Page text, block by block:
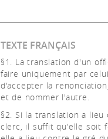
TEXTE FRANÇAIS
§1. La translation d'un
faire uniquement par
d'accepter la
et de nommer l'autre.
§2. Si la translation a
clerc, il suffit qu'elle soit